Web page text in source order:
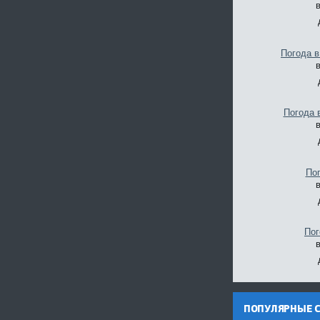
Погода
Погода
ПОПУЛЯРНЫЕ